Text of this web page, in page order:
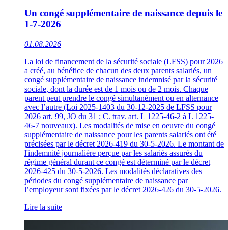
Un congé supplémentaire de naissance depuis le
1-7-2026
01.08.2026
La loi de financement de la sécurité sociale (LFSS) pour 2026
a créé, au bénéfice de chacun des deux parents salariés, un
congé supplémentaire de naissance indemnisé par la sécurité
sociale, dont la durée est de 1 mois ou de 2 mois. Chaque
parent peut prendre le congé simultanément ou en alternance
avec l’autre (Loi 2025-1403 du 30-12-2025 de LFSS pour
2026 art. 99, JO du 31 ; C. trav. art. L 1225-46-2 à L 1225-
46-7 nouveaux). Les modalités de mise en oeuvre du congé
supplémentaire de naissance pour les parents salariés ont été
précisées par le décret 2026-419 du 30-5-2026. Le montant de
l'indemnité journalière perçue par les salariés assurés du
régime général durant ce congé est déterminé par le décret
2026-425 du 30-5-2026. Les modalités déclaratives des
périodes du congé supplémentaire de naissance par
l’employeur sont fixées par le décret 2026-426 du 30-5-2026.
Lire la suite